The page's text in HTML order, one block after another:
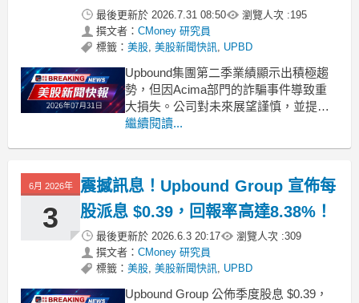
最後更新於 2026.7.31 08:50 瀏覽人次 :195
撰文者： CMoney 研究員
標籤： 美股, 美股新聞快訊, UPBD
Upbound集團第二季業績顯示出積極趨
勢，但因Acima部門的詐騙事件導致重
大損失。公司對未來展望謹慎，並提高
自由現金流預期。 .badgeprice-container
display: flex !important;
繼續閱讀...
6月 2026年
3
震撼訊息！Upbound Group 宣佈每
股派息 $0.39，回報率高達8.38%！
最後更新於 2026.6.3 20:17 瀏覽人次 :309
撰文者： CMoney 研究員
標籤： 美股, 美股新聞快訊, UPBD
Upbound Group 公佈季度股息 $0.39，